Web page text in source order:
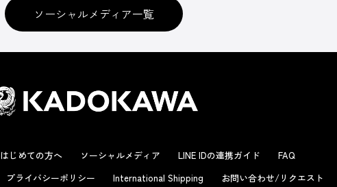
ソーシャルメディア一覧
はじめての方へ ソーシャルメディア LINE IDの連携ガイド
FAQ
プライバシーポリシー International Shipping お問い合わせ/リクエスト